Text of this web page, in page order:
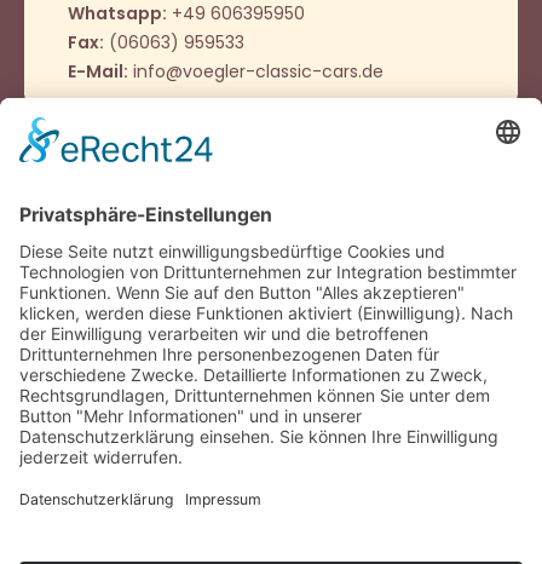
Whatsapp: +49 606395950
Fax: (06063) 959533
E-Mail: info@voegler-classic-cars.de
Öffnungszeiten
Montag - Donnerstag
9:00 – 12:00 Uhr
14:00 - 16:00 Uhr
Oder nach Vereinbarung
Häufig besucht
Impressum
Datenschutz
Cookie-Einstellungen